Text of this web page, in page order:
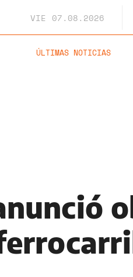
VIE 07.08.2026
ÚLTIMAS NOTICIAS